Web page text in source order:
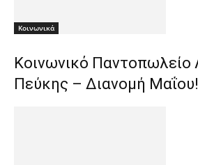
Κοινωνικά
Κοινωνικό Παντοπωλείο
Πεύκης – Διανομή Μαΐου!